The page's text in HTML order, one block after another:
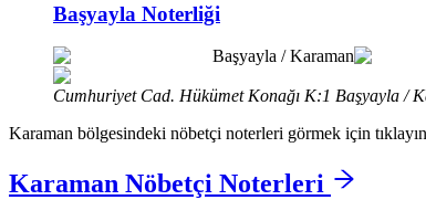
Başyayla Noterliği
Başyayla /Karaman
Cumhuriyet Cad. Hükümet Konağı K:1 Başyayla /
Karaman bölgesindeki nöbetçi noterleri görmek için
Karaman Nöbetçi Noterleri